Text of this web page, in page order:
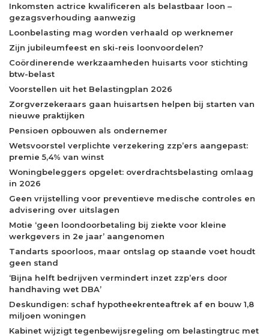
Inkomsten actrice kwalificeren als belastbaar loon –
gezagsverhouding aanwezig
Loonbelasting mag worden verhaald op werknemer
Zijn jubileumfeest en ski-reis loonvoordelen?
Coördinerende werkzaamheden huisarts voor stichting
btw-belast
Voorstellen uit het Belastingplan 2026
Zorgverzekeraars gaan huisartsen helpen bij starten van
nieuwe praktijken
Pensioen opbouwen als ondernemer
Wetsvoorstel verplichte verzekering zzp’ers aangepast:
premie 5,4% van winst
Woningbeleggers opgelet: overdrachtsbelasting omlaag
in 2026
Geen vrijstelling voor preventieve medische controles en
advisering over uitslagen
Motie ‘geen loondoorbetaling bij ziekte voor kleine
werkgevers in 2e jaar’ aangenomen
Tandarts spoorloos, maar ontslag op staande voet houdt
geen stand
‘Bijna helft bedrijven vermindert inzet zzp’ers door
handhaving wet DBA’
Deskundigen: schaf hypotheekrenteaftrek af en bouw 1,8
miljoen woningen
Kabinet wijzigt tegenbewijsregeling om belastingtruc met